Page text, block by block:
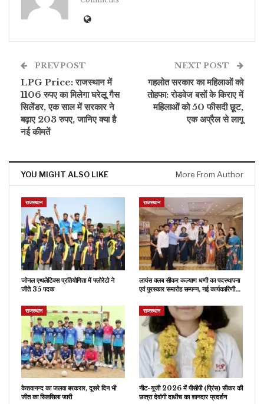
PREV POST
LPG Price: राजस्थान में
1106 रुपए का मिलेगा घरेलू गैस
सिलेंडर, एक साल में सरकार ने
बढ़ाए 203 रुपए, जानिए क्या है
नई कीमतें
NEXT POST
गहलोत सरकार का महिलाओं को
तोहफा: रोडवेज बसों के किराए में
महिलाओं को 50 फीसदी छूट,
एक अप्रैल से लागू
YOU MIGHT ALSO LIKE More From Author
राजस्थान
जोनल एथलेटिक्स प्रतियोगिता में फ्लोरेटो ने
जीते 35 पदक
राजस्थान
लायंस क्लब सीकर कल्याण धणी का पदस्थापना
एवं पुरस्कार समारोह सम्पन्न, नई कार्यकारिणी…
राजस्थान
केशवानन्द का जलवा बरकरार, दूसरे दिन भी
जीत का सिलसिला जारी
राजस्थान
नीट-यूजी 2026 में पीसीपी (प्रिंस) सीकर की
छात्रा देवांगी दाधीच का शानदार प्रदर्शन